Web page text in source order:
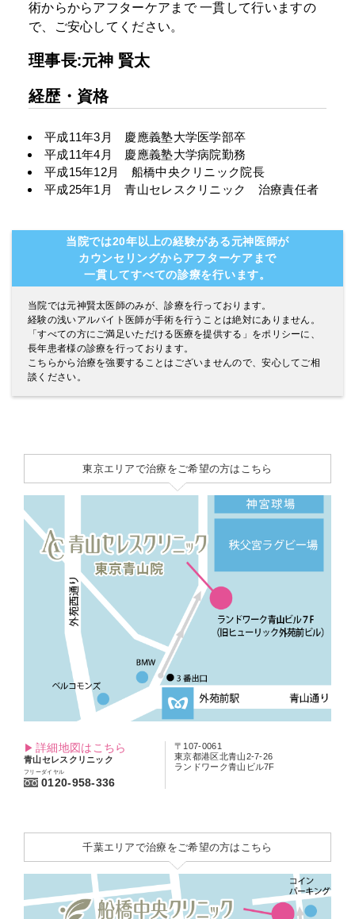
術からからアフターケアまで一貫して行いますの
で、ご安心してください。
理事長:元神 賢太
経歴・資格
平成11年3月 慶應義塾大学医学部卒
平成11年4月 慶應義塾大学病院勤務
平成15年12月 船橋中央クリニック院長
平成25年1月 青山セレスクリニック 治療責任者
当院では20年以上の経験がある元神医師が
カウンセリングからアフターケアまで
一貫してすべての診療を行います。
当院では元神賢太医師のみが、診療を行っております。
経験の浅いアルバイト医師が手術を行うことは絶対にありません。
「すべての方にご満足いただける医療を提供する」をポリシーに、
長年患者様の診療を行っております。
こちらから治療を強要することはございませんので、安心してご相
談ください。
東京エリアで治療をご希望の方はこちら
詳細地図はこちら
青山セレスクリニック
フリーダイヤル
0120-958-336
〒107-0061
東京都港区北青山2-7-26
ランドワーク青山ビル7F
千葉エリアで治療をご希望の方はこちら